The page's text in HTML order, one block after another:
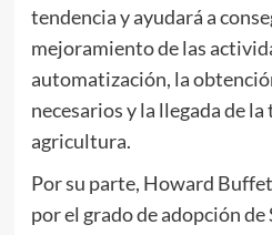
tendencia y ayudará a
mejoramiento de las
automatización, la
necesarios y la llegada de
agricultura.
Por su parte, Howard
por el grado de adopción